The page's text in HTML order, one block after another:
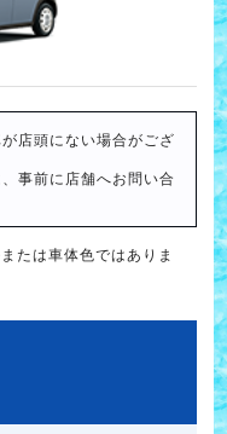
店頭にない場合がござ
事前に店舗へお問い合
たは車体色ではありま